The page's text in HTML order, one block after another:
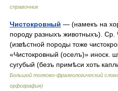
справочник
Чистокровный — (намекъ на
породу разныхъ животныхъ). Ср.
(извѣстной породы тоже
«Чистокровный (оселъ)» иноск.
сугубый (безъ примѣси хоть
Большой толково-фразеологический
орфография)